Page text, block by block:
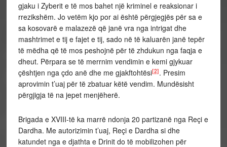
gjaku i Zyberit e të mos bahet një kriminel e reaksionar i
rrezikshëm. Jo vetëm kjo por ai është përgjegjës për sa e
sa kosovarë e malazezë që janë vra nga intrigat dhe
mashtrimet e tij e fajet e tij, sado në të kaluarën janë tepër
të mëdha që të mos peshojnë për të zhdukun nga faqja e
dheut. Përpara se të merrnim vendimin e kemi gjykuar
çështjen nga çdo anë dhe me gjakftohtësi[2]. Presim
aprovimin t’uaj për të zbatuar këtë vendim. Mundësisht
përgjigja të na jepet menjëherë.
Brigada e XVIII-të ka marrë ndonja 20 partizanë nga Reçi e
Dardha. Me autorizimin t’uaj, Reçi e Dardha si dhe
katundet nga e djathta e Drinit do të mobilizohen për